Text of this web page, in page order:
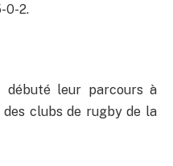
0-2.
débuté leur parcours à
clubs de rugby de la